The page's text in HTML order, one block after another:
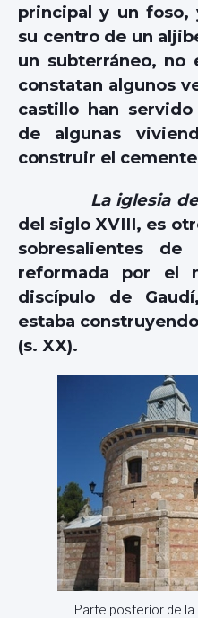
principal y un foso,
su centro de un
un subterráneo, no
constatan algunos
castillo han
de algunas
construir el
La iglesia
del siglo XVIII, es
sobresalientes
reformada por el
discípulo de
estaba
(s. XX).
Parte posterior de la